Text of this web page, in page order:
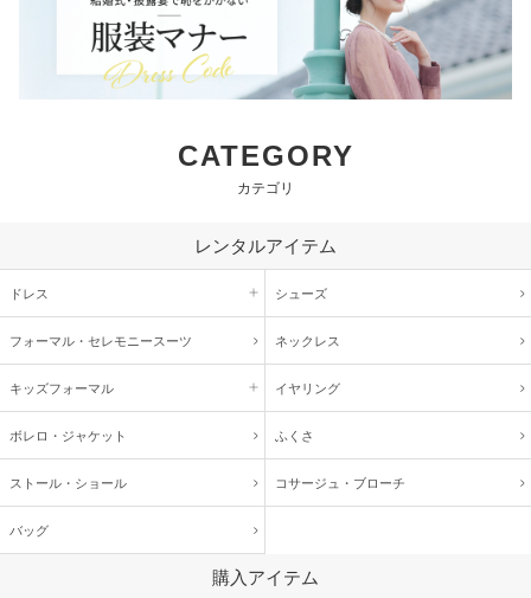
CATEGORY
カテゴリ
レンタルアイテム
ドレス シューズ
フォーマル・ セレモニースーツ ネックレス
キッズフォーマル イヤリング
ボレロ・ジャケット ふくさ
ストール・ショール コサージュ・ ブローチ
バッグ
購入アイテム